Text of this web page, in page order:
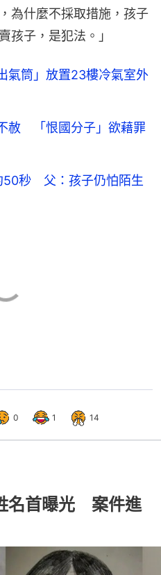
為什麼不採取措施，孩子
孩子，是犯法。」
氣筒」放置23樓冷氣室外
赦 「恨國分子」欲藉罪
50秒 父：孩子仍怕陌生
0 1 14
名首曝光 案件進